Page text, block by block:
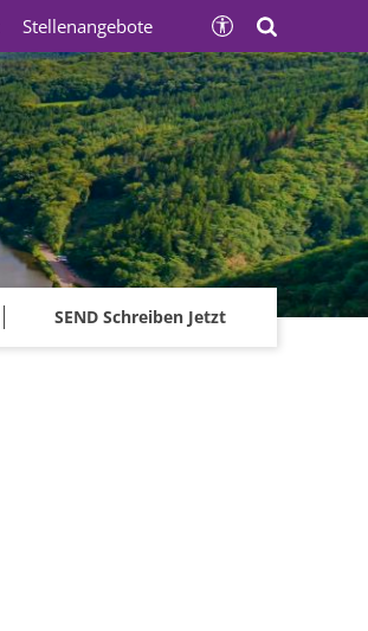
SEND Schreiben Jetzt
Stellenangebote